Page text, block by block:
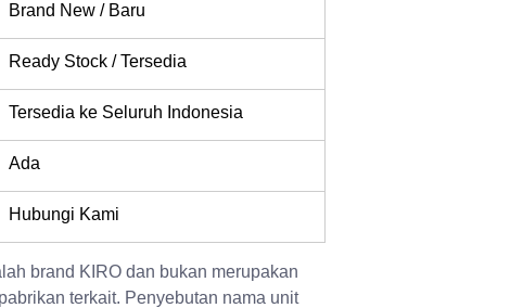
Brand New / Baru
Ready Stock / Tersedia
Tersedia ke Seluruh Indonesia
Ada
Hubungi Kami
brand KIRO dan bukan merupakan
terkait. Penyebutan nama unit